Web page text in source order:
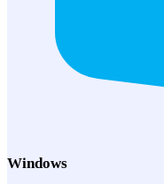
Windows